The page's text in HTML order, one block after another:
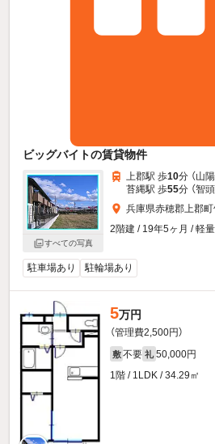
ビッグバイトの賃貸物件
すべての写真
上郡駅 歩10分 （山
苔縄駅 歩55分 （智
兵庫県赤穂郡上郡
2階建 / 19年5ヶ月 / 軽
駐車場あり 駐輪場あり
5万円
（管理費2,500円）
敷 不要 礼 50,000円
1階 / 1LDK / 34.29㎡